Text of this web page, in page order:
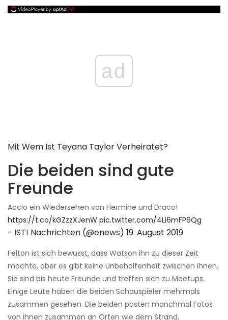
ad
Mit Wem Ist Teyana Taylor Verheiratet?
Die beiden sind gute
Freunde
Accio ein Wiedersehen von Hermine und Draco!
https://t.co/kGZzzXJenW pic.twitter.com/4Li6mFP6Qg
- IST! Nachrichten (@enews) 19. August 2019
Felton ist sich bewusst, dass Watson ihn zu dieser Zeit
mochte, aber es gibt keine Unbeholfenheit zwischen ihnen.
Sie sind bis heute Freunde und treffen sich zu Meetups.
Einige Leute haben die beiden Schauspieler mehrmals
zusammen gesehen. Die beiden posten manchmal Fotos
von ihnen zusammen an Orten wie dem Strand.